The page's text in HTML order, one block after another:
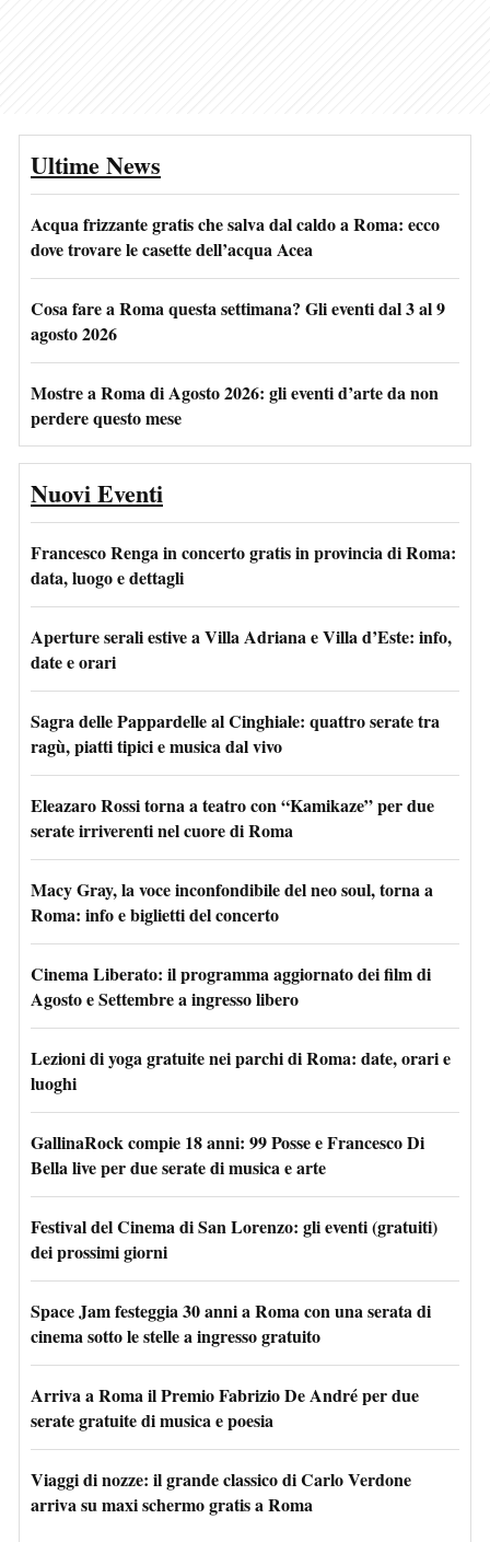
Ultime News
Acqua frizzante gratis che salva dal caldo a Roma: ecco
dove trovare le casette dell’acqua Acea
Cosa fare a Roma questa settimana? Gli eventi dal 3 al 9
agosto 2026
Mostre a Roma di Agosto 2026: gli eventi d’arte da non
perdere questo mese
Nuovi Eventi
Francesco Renga in concerto gratis in provincia di Roma:
data, luogo e dettagli
Aperture serali estive a Villa Adriana e Villa d’Este: info,
date e orari
Sagra delle Pappardelle al Cinghiale: quattro serate tra
ragù, piatti tipici e musica dal vivo
Eleazaro Rossi torna a teatro con “Kamikaze” per due
serate irriverenti nel cuore di Roma
Macy Gray, la voce inconfondibile del neo soul, torna a
Roma: info e biglietti del concerto
Cinema Liberato: il programma aggiornato dei film di
Agosto e Settembre a ingresso libero
Lezioni di yoga gratuite nei parchi di Roma: date, orari e
luoghi
GallinaRock compie 18 anni: 99 Posse e Francesco Di
Bella live per due serate di musica e arte
Festival del Cinema di San Lorenzo: gli eventi (gratuiti)
dei prossimi giorni
Space Jam festeggia 30 anni a Roma con una serata di
cinema sotto le stelle a ingresso gratuito
Arriva a Roma il Premio Fabrizio De André per due
serate gratuite di musica e poesia
Viaggi di nozze: il grande classico di Carlo Verdone
arriva su maxi schermo gratis a Roma